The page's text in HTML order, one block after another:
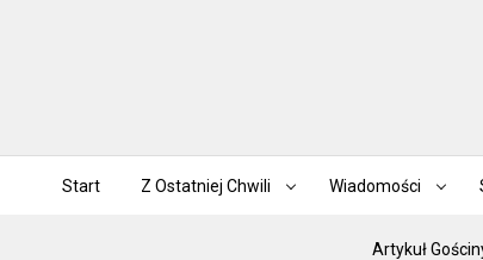
Start Z Ostatniej Chwili Wiadomości
Artykuł